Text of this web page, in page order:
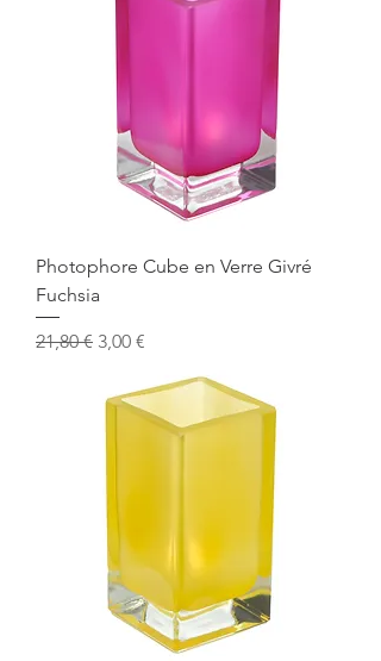
Photophore Cube en Verre Givré
Fuchsia
Prix original
21,80 € Prix promotionnel
3,00 €